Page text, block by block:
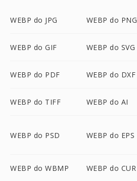
WEBP do JPG WEBP do PNG
WEBP do GIF WEBP do SVG
WEBP do PDF WEBP do DXF
WEBP do TIFF WEBP do AI
WEBP do PSD WEBP do EPS
WEBP do WBMP WEBP do CUR